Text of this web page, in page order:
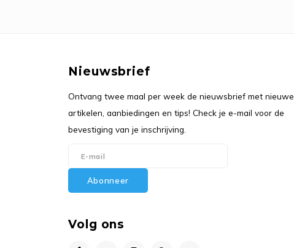
Nieuwsbrief
Ontvang twee maal per week de nieuwsbrief met nieuwe
artikelen, aanbiedingen en tips! Check je e-mail voor de
bevestiging van je inschrijving.
Abonneer
Volg ons